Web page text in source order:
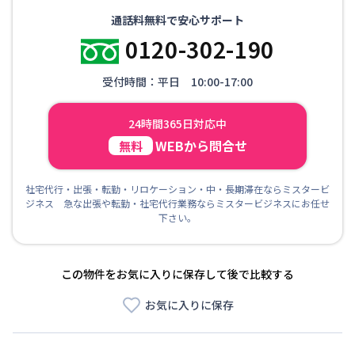
通話料無料で安心サポート
0120-302-190
受付時間：平日 10:00-17:00
24時間365日対応中
無料 WEBから問合せ
社宅代行・出張・転勤・リロケーション・中・長期滞在ならミスタービ
ジネス 急な出張や転勤・社宅代行業務ならミスタービジネスにお任せ
下さい。
この物件をお気に入りに保存して後で比較する
お気に入りに保存